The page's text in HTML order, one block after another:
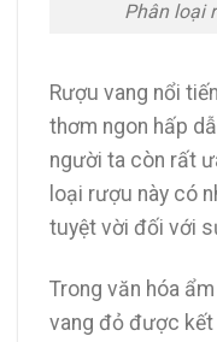
Phân loại
Rượu vang nổi
thơm ngon hấp
người ta còn rất
loại rượu này có
tuyệt vời đối với
Trong văn hóa
vang đỏ được kết